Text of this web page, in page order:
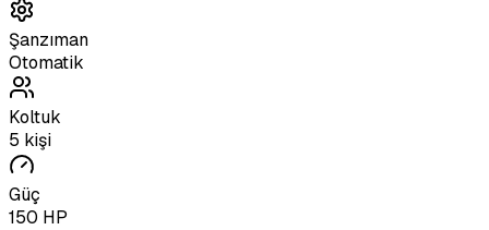
Şanzıman
Otomatik
Koltuk
5 kişi
Güç
150 HP